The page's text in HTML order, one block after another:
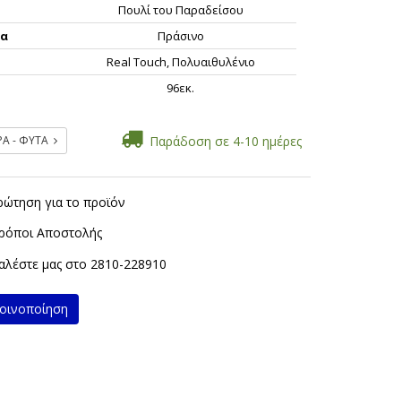
Πουλί του Παραδείσου
Πράσινο
Real Touch, Πολυαιθυλένιο
96εκ.
- ΦΥΤΑ Παράδοση σε 4-10 ημέρες
για το προϊόν
Αποστολής
μας στο 2810-228910